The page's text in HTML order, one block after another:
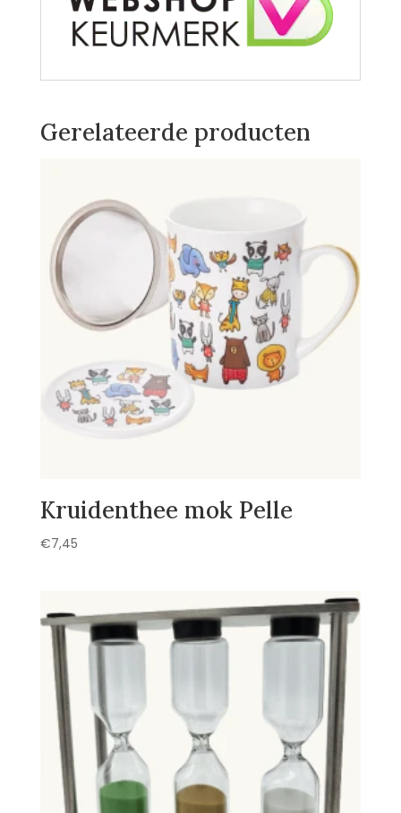
Gerelateerde producten
Kruidenthee mok Pelle
€7,45